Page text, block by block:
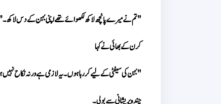
"تم نے میرے پانچھ لاکھ لکھوائے تھے اپنی بہن کے دس
کرن کے بھائی نے کہا
"بہن کی سیفٹی کے لیے کر رہا ہوں۔ یہ لازمی ہے ورنہ نکاح نہیں
چندہ پریشانی سے بولی۔